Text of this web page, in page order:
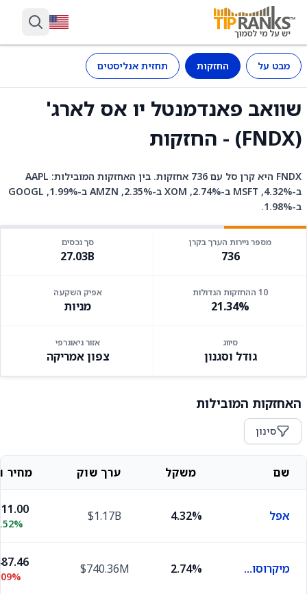
מבט על החזקות תחזית אנליסטים
שוואב פאנדמנטל יו אס לארג'
(FNDX) - החזקות
FNDX היא קרן סל עם 736 אחזקות. בין האחזקות המובילות: AAPL
ב-4.32%, MSFT ב-2.74%, XOM ב-2.35%, AMZN ב-1.99%, GOOGL
ב-1.98%.
מספר ניירות הערך בקרן
736
סך נכסים
27.03B
10 ההחזקות הגדולות
21.34%
אפיק השקעה
מניות
סיווג
גודל וסגנון
אזור גיאוגרפי
צפון אמריקה
האחזקות המובילות
סינון
שם משקל ערך שוק מחיר
אפל 4.32%
$1.17B
מיקרוסופט 2.74%
$740.36M